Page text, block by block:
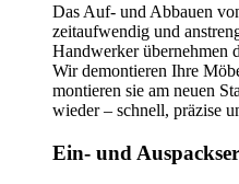
Das Auf- und Abbauen
zeitaufwendig und
Handwerker übernehmen
Wir demontieren Ihre
montieren sie am neuen
wieder – schnell, präzise
Ein- und